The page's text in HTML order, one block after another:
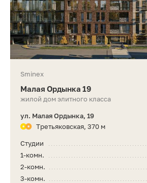
Sminex
Малая Ордынка 19
жилой дом элитного класса
ул. Малая Ордынка, 19
Третьяковская, 370 м
Студии
1-комн.
2-комн.
3-комн.